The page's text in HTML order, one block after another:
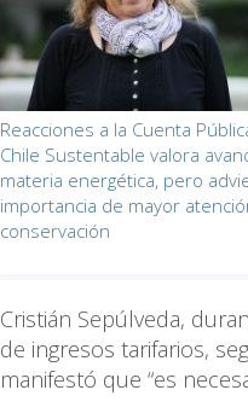
Reacciones a la Cuenta
Chile Sustentable valora
materia energética, pero
importancia de mayor
conservación
Cristián Sepúlveda,
de ingresos tarifarios,
manifestó que “es